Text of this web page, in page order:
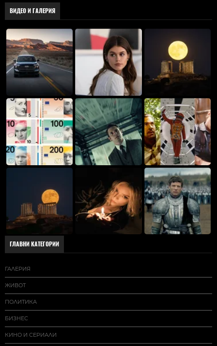
ВИДЕО И ГАЛЕРИЯ
ГЛАВНИ КАТЕГОРИИ
ГАЛЕРИЯ
ЖИВОТ
ПОЛИТИКА
БИЗНЕС
КИНО И СЕРИАЛИ